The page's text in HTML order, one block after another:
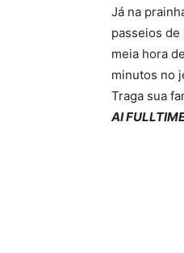
Já na
passeios de
meia hora
minutos no
Traga sua
AI